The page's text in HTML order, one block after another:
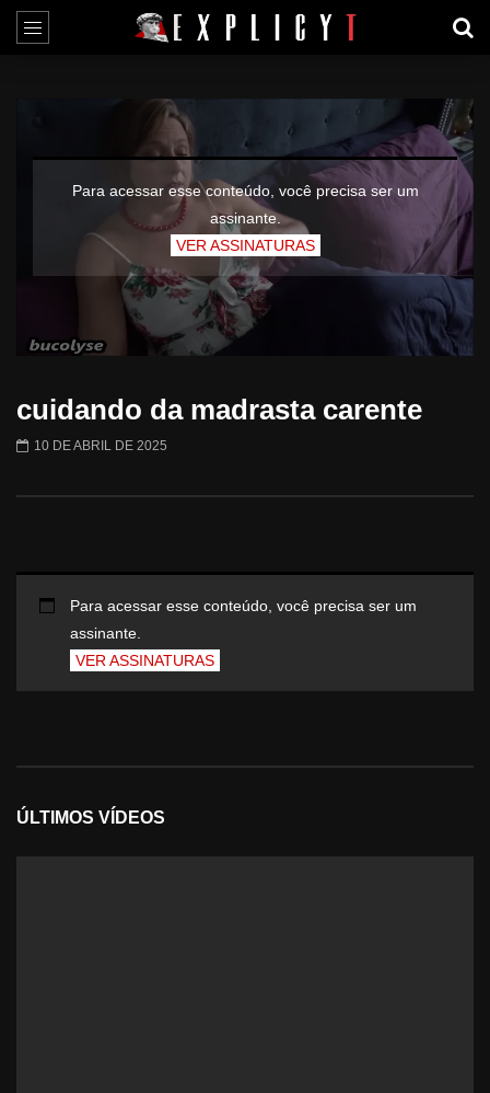
Para acessar esse conteúdo, você precisa ser um
assinante.
VER ASSINATURAS
cuidando da madrasta carente
10 DE ABRIL DE 2025
Para acessar esse conteúdo, você precisa ser um
assinante.
VER ASSINATURAS
ÚLTIMOS VÍDEOS